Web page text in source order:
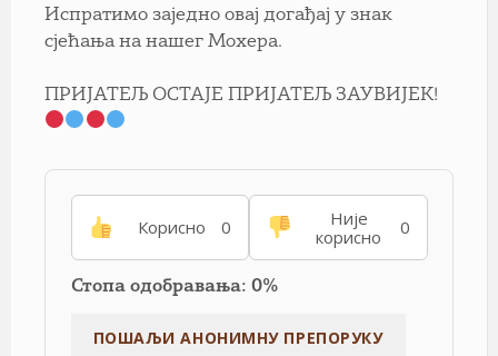
Испратимо заједно овај догађај у знак
сјећања на нашег Мохера.
ПРИЈАТЕЉ ОСТАЈЕ ПРИЈАТЕЉ ЗАУВИЈЕК!
Корисно 0
Није
корисно
0
Стопа одобравања: 0%